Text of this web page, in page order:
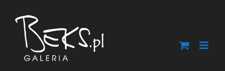
zawartości